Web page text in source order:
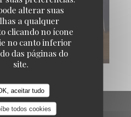
alterar suas
a qualquer
clicando no ícone
no canto inferior
das páginas do
site.
aceitar tudo
todos cookies